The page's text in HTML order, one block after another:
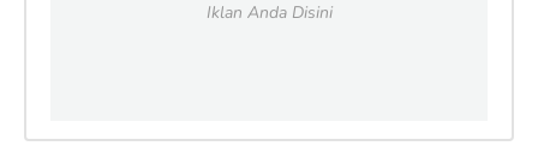
Iklan Anda Disini